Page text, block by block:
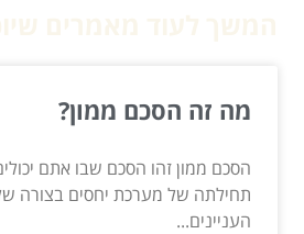
מה זה הסכם ממון?
הסכם ממון זהו הסכם שבו אתם
תחילתה של מערכת יחסים בצורה
העניינים...